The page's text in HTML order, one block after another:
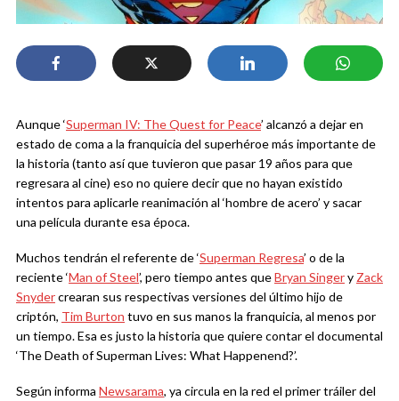
Aunque ‘Superman IV: The Quest for Peace’ alcanzó a dejar en
estado de coma a la franquicia del superhéroe más importante de
la historia (tanto así que tuvieron que pasar 19 años para que
regresara al cine) eso no quiere decir que no hayan existido
intentos para aplicarle reanimación al ‘hombre de acero’ y sacar
una película durante esa época.
Muchos tendrán el referente de ‘Superman Regresa’ o de la
reciente ‘Man of Steel’, pero tiempo antes queBryan Singery Zack
Snydercrearan sus respectivas versiones del último hijo de
criptón, Tim Burton tuvo en sus manos la franquicia, al menos por
un tiempo. Esa es justo la historia que quiere contar el documental
‘The Death of Superman Lives: What Happenend?’.
Según informa Newsarama, ya circula en la red el primer tráiler del